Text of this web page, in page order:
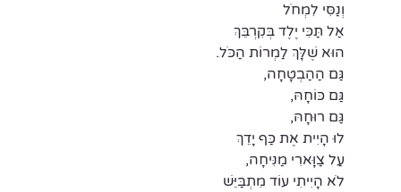
וְנַסִּי לִמְחֹל
אַל תַּכִּי יֶלֶד בְּקִרְבֵּךְ
הוּא שֶׁלָּךְ לַמְרוֹת הַכֹּל.
גַּם הַהַבְטָחָה,
גַּם כּוֹחָהּ,
גַּם רוּחָהּ,
לוּ הָיִית אֶת כַּף יָדֵךְ
עַל צַוָּארִי מַנִּיחָה,
לֹא הָיִיתִי עוֹד מִתְבַּיֵּשׁ